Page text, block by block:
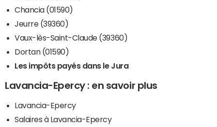
Chancia (01590)
Jeurre (39360)
Vaux-lès-Saint-Claude (39360)
Dortan (01590)
Les impôts payés dans le Jura
Lavancia-Epercy : en savoir plus
Lavancia-Epercy
Salaires à Lavancia-Epercy